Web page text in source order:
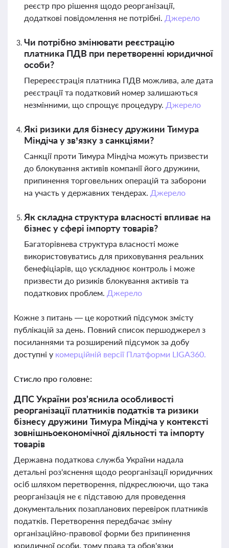
реєстр про рішення щодо реорганізації,
додаткові повідомлення не потрібні. Джерело
Чи потрібно змінювати реєстрацію
платника ПДВ при перетворенні юридичної
особи?
Перереєстрація платника ПДВ можлива, але дата
реєстрації та податковий номер залишаються
незмінними, що спрощує процедуру. Джерело
Які ризики для бізнесу дружини Тимура
Міндіча у зв’язку з санкціями?
Санкції проти Тимура Міндіча можуть призвести
до блокування активів компанії його дружини,
припинення торговельних операцій та заборони
на участь у державних тендерах. Джерело
Як складна структура власності впливає на
бізнес у сфері імпорту товарів?
Багаторівнева структура власності може
використовуватись для приховування реальних
бенефіціарів, що ускладнює контроль і може
призвести до ризиків блокування активів та
податкових проблем. Джерело
Кожне з питань — це короткий підсумок змісту
публікацій за день. Повний список першоджерел з
посиланнями та розширений підсумок за добу
доступні у комерційній версії Платформи LIGA360.
Стисло про головне:
ДПС України роз'яснила особливості
реорганізації платників податків та ризики
бізнесу дружини Тимура Міндіча у контексті
зовнішньоекономічної діяльності та імпорту
товарів
Державна податкова служба України надала
детальні роз'яснення щодо реорганізації юридичних
осіб шляхом перетворення, підкреслюючи, що така
реорганізація не є підставою для проведення
документальних позапланових перевірок платників
податків. Перетворення передбачає зміну
організаційно-правової форми без припинення
юридичної особи, тому права та обов'язки